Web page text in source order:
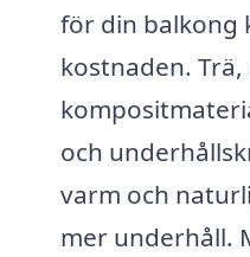
för din balkong
kostnaden.
och
varm och
mer underhåll.